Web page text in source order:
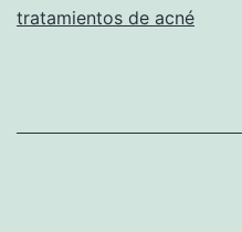
tratamientos de acné